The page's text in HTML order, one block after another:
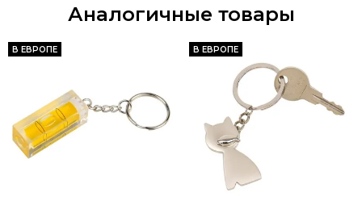
Аналогичные товары
В ЕВРОПЕ В ЕВРОПЕ